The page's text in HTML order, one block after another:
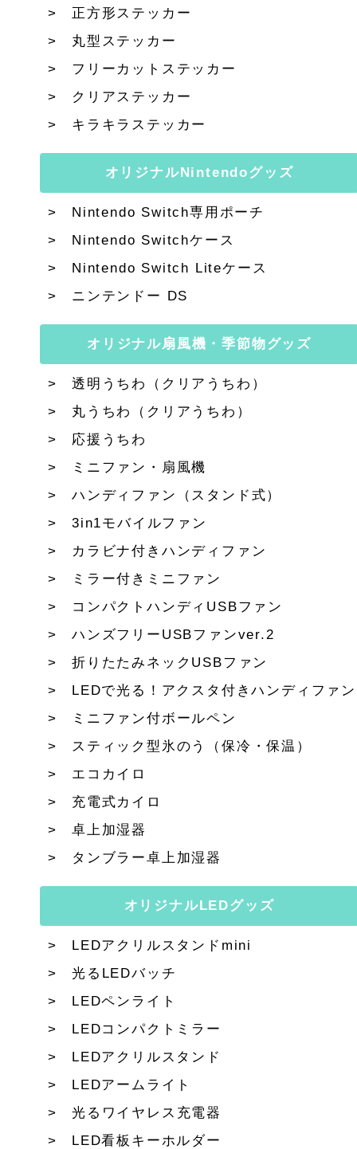
正方形ステッカー
丸型ステッカー
フリーカットステッカー
クリアステッカー
キラキラステッカー
オリジナルNintendoグッズ
Nintendo Switch専用ポーチ
Nintendo Switchケース
Nintendo Switch Liteケース
ニンテンドー DS
オリジナル扇風機・季節物グッズ
透明うちわ（クリアうちわ）
丸うちわ（クリアうちわ）
応援うちわ
ミニファン・扇風機
ハンディファン（スタンド式）
3in1モバイルファン
カラビナ付きハンディファン
ミラー付きミニファン
コンパクトハンディUSBファン
ハンズフリーUSBファンver.2
折りたたみネックUSBファン
LEDで光る！アクスタ付きハンディファン
ミニファン付ボールペン
スティック型氷のう（保冷・保温）
エコカイロ
充電式カイロ
卓上加湿器
タンブラー卓上加湿器
オリジナルLEDグッズ
LEDアクリルスタンドmini
光るLEDバッチ
LEDペンライト
LEDコンパクトミラー
LEDアクリルスタンド
LEDアームライト
光るワイヤレス充電器
LED看板キーホルダー